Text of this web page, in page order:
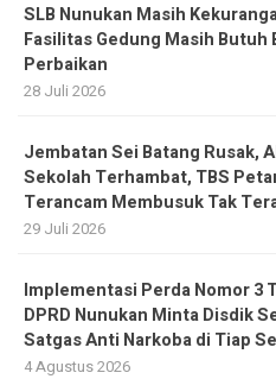
SLB Nunukan Masih
Fasilitas Gedung Masih Butuh
Perbaikan
28 Juli 2026
Jembatan Sei Batang Rusak,
Sekolah Terhambat, TBS
Terancam Membusuk Tak
29 Juli 2026
Implementasi Perda Nomor 3
DPRD Nunukan Minta Disdik
Satgas Anti Narkoba di Tiap
4 Agustus 2026